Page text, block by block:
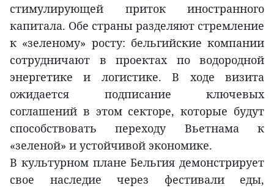
стимулирующей приток иностранного
капитала. Обе страны разделяют стремление
к «зеленому» росту: бельгийские компании
сотрудничают в проектах по водородной
энергетике и логистике. В ходе визита
ожидается подписание ключевых
соглашений в этом секторе, которые будут
способствовать переходу Вьетнама к
«зеленой» и устойчивой экономике.
В культурном плане Бельгия демонстрирует
свое наследие через фестивали еды,